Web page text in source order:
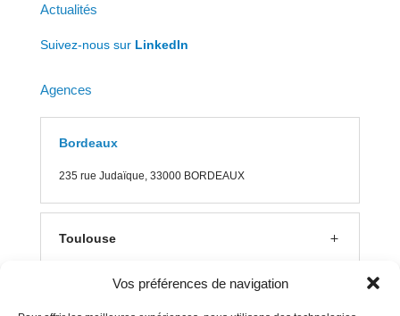
Vos préférences de navigation
Actualités
Suivez-nous sur LinkedIn
Agences
Bordeaux
235 rue Judaïque, 33000 BORDEAUX
Toulouse